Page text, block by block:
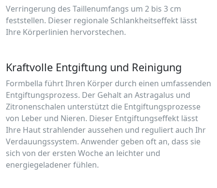
Verringerung des Taillenumfangs um 2 bis 3 cm
feststellen. Dieser regionale Schlankheitseffekt lässt
Ihre Körperlinien hervorstechen.
Kraftvolle Entgiftung und Reinigung
Formbella führt Ihren Körper durch einen umfassenden
Entgiftungsprozess. Der Gehalt an Astragalus und
Zitronenschalen unterstützt die Entgiftungsprozesse
von Leber und Nieren. Dieser Entgiftungseffekt lässt
Ihre Haut strahlender aussehen und reguliert auch Ihr
Verdauungssystem. Anwender geben oft an, dass sie
sich von der ersten Woche an leichter und
energiegeladener fühlen.